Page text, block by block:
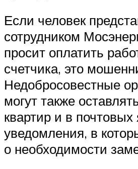
Если человек
сотрудником
просит оплатить
счетчика, это
Недобросовестные
могут также
квартир и в
уведомления, в
о необходимости